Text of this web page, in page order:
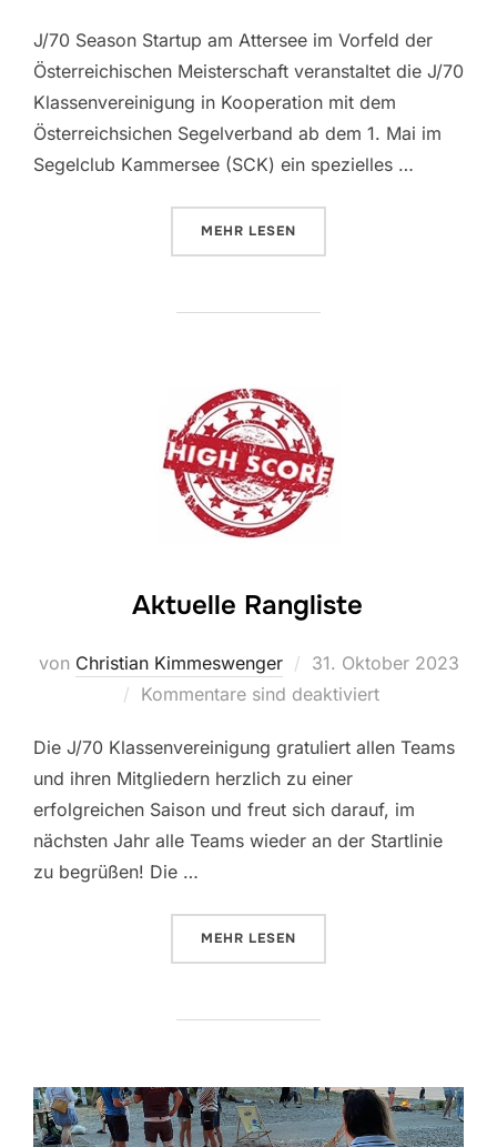
J/70 Season Startup am Attersee im Vorfeld der
Österreichischen Meisterschaft veranstaltet die J/70
Klassenvereinigung in Kooperation mit dem
Österreichsichen Segelverband ab dem 1. Mai im
Segelclub Kammersee (SCK) ein spezielles …
MEHR ÜBER „J/70
LESEN
Aktuelle Rangliste
von Christian Kimmeswenger
Veröffentlicht
am
31. Oktober 2023
Kommentare sind deaktiviert
Die J/70 Klassenvereinigung gratuliert allen Teams
und ihren Mitgliedern herzlich zu einer
erfolgreichen Saison und freut sich darauf, im
nächsten Jahr alle Teams wieder an der Startlinie
zu begrüßen! Die …
MEHR ÜBER „AKTUELLE RANGLISTE“
LESEN